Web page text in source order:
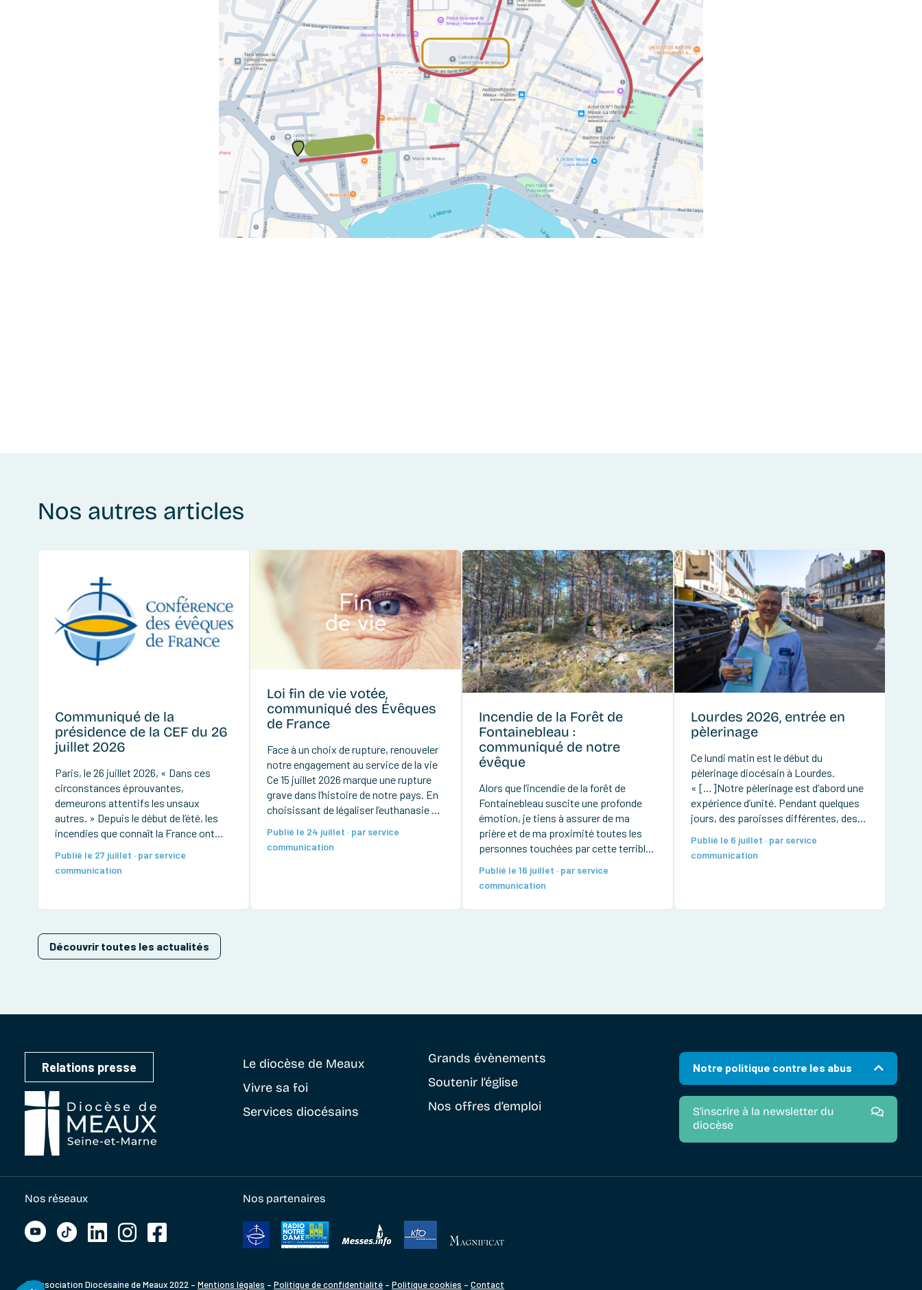
Nos autres articles
Communiqué de la
présidence de la CEF du 26
juillet 2026
Paris, le 26 juillet 2026, « Dans ces
circonstances éprouvantes,
demeurons attentifs les unsaux
autres. » Depuis le début de l’été, les
incendies que connaît la France ont
hectares, provoqué le déplacement
Publié le 27 juillet · par service
communication
Loi fin de vie votée,
communiqué des Évêques
de France
Face à un choix de rupture, renouveler
notre engagement au service de la vie
Ce 15 juillet 2026 marque une rupture
grave dans l’histoire de notre pays. En
choisissant de légaliser l’euthanasie et
inscrit dans la loi française la
possibilité de provoquer la mort. Ce
Publié le 24 juillet · par service
communication
Incendie de la Forêt de
Fontainebleau :
communiqué de notre
évêque
Alors que l’incendie de la forêt de
Fontainebleau suscite une profonde
émotion, je tiens à assurer de ma
prière et de ma proximité toutes les
personnes touchées par cette terrible
Jean-Yves Nahmias
Publié le 16 juillet · par service
communication
Lourdes 2026, entrée en
pèlerinage
Ce lundi matin est le début du
pèlerinage diocésain à Lourdes.
« […]Notre pèlerinage est d’abord une
expérience d’unité. Pendant quelques
jours, des paroisses différentes, des
valides et fragiles, des hospitaliers,
Publié le 6 juillet · par service
communication
Découvrir toutes les actualités
Relations presse Le diocèse de Meaux
Vivre sa foi
Services diocésains
Grands évènements
Soutenir l’église
Nos offres d’emploi
Notre politique contre les abus
S'inscrire à la newsletter du
diocèse
Nos réseaux Nos partenaires
© Association Diocésaine de Meaux 2022 – Mentions légales – Politique de confidentialité – Politique cookies – Contact